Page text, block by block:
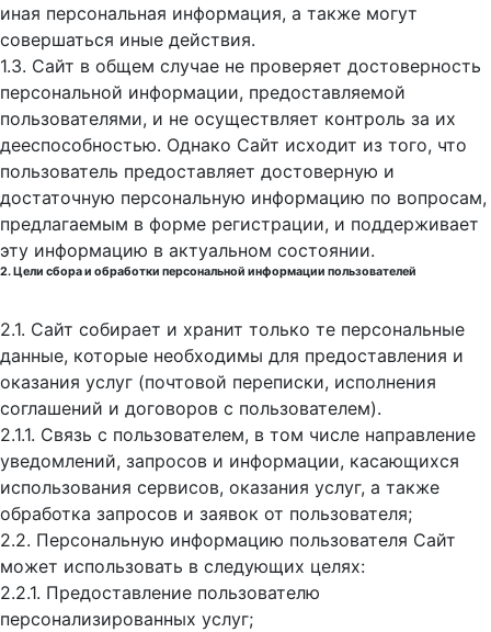
иная персональная информация, а также могут
совершаться иные действия.
1.3. Сайт в общем случае не проверяет достоверность
персональной информации, предоставляемой
пользователями, и не осуществляет контроль за их
дееспособностью. Однако Сайт исходит из того, что
пользователь предоставляет достоверную и
достаточную персональную информацию по вопросам,
предлагаемым в форме регистрации, и поддерживает
эту информацию в актуальном состоянии.
2. Цели сбора и обработки персональной информации пользователей
2.1. Сайт собирает и хранит только те персональные
данные, которые необходимы для предоставления и
оказания услуг (почтовой переписки, исполнения
соглашений и договоров с пользователем).
2.1.1. Связь с пользователем, в том числе направление
уведомлений, запросов и информации, касающихся
использования сервисов, оказания услуг, а также
обработка запросов и заявок от пользователя;
2.2. Персональную информацию пользователя Сайт
может использовать в следующих целях:
2.2.1. Предоставление пользователю
персонализированных услуг;